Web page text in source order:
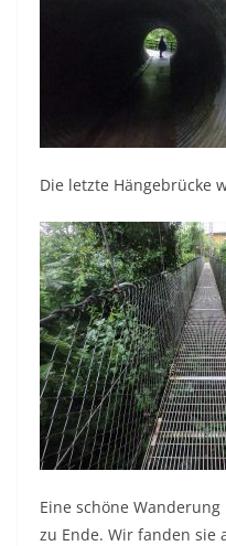
Die letzte Hängebrücke
Eine schöne
zu Ende. Wir fanden sie